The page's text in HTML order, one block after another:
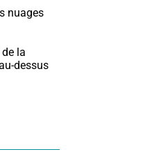
nuages
la
dessus